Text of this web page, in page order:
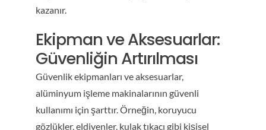
kazanır.
Ekipman ve Aksesuarlar:
Güvenliğin Artırılması
Güvenlik ekipmanları ve aksesuarlar,
alüminyum işleme makinalarının güvenli
kullanımı için şarttır. Örneğin, koruyucu
gözlükler, eldivenler, kulak tıkacı gibi kişisel